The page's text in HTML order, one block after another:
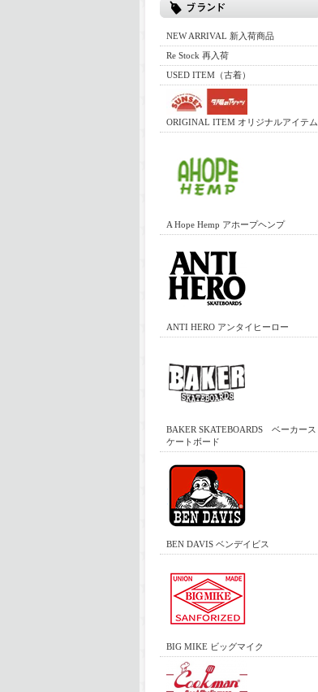
NEW ARRIVAL 新入荷商品
Re Stock 再入荷
USED ITEM（古着）
ORIGINAL ITEM オリジナルアイテム
A Hope Hemp アホープヘンプ
ANTI HERO アンタイヒーロー
BAKER SKATEBOARDS ベーカース
ケートボード
BEN DAVIS ベンデイビス
BIG MIKE ビッグマイク